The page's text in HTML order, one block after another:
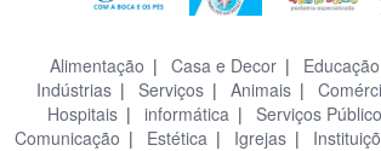
Alimentação | Casa e Decor| Educação
Indústrias| Serviços| Animais|
Hospitais | informática | Serviços
Comunicação | Estética | Igrejas |